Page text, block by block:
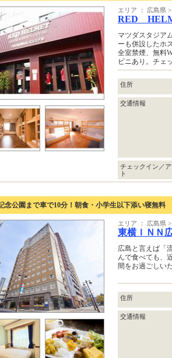
エリア ： 広島県
RED
マツダスタジア
ーも併設したホ
全室禁煙、無料
ビニあり。チェ
住所
交通情報
チェックイン／
ト
念公園まで車で10分！朝食・小学生以下添い寝無料
エリア ： 広島県
東横ＩＮＮ
広島と言えば「
んで食べても、
間をお過ごしい
住所
交通情報